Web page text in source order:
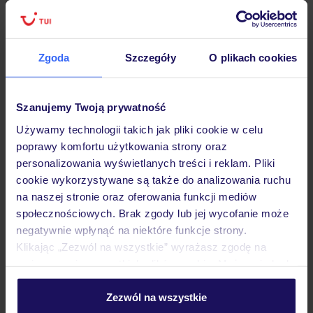
Zgoda Szczegóły O plikach cookies
Szanujemy Twoją prywatność
Używamy technologii takich jak pliki cookie w celu
poprawy komfortu użytkowania strony oraz
personalizowania wyświetlanych treści i reklam. Pliki
cookie wykorzystywane są także do analizowania ruchu
na naszej stronie oraz oferowania funkcji mediów
społecznościowych. Brak zgody lub jej wycofanie może
negatywnie wpłynąć na niektóre funkcje strony.
Klikając „Zezwól na wszystkie” wyrażasz zgodę na
personalizować swój wybór wchodząc w zakładkę
Zezwól na wszystkie
Hotel
Opinie
Pokoje
Wyżywienie